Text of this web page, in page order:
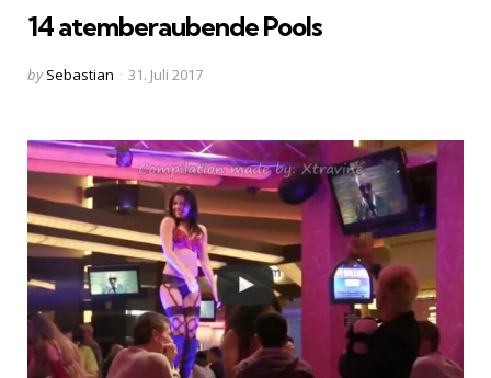
14 atemberaubende Pools
Posted
by Sebastian 31. Juli 2017